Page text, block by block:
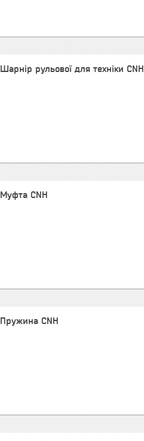
Шарнір рульової для техніки CNH
Муфта CNH
Пружина CNH